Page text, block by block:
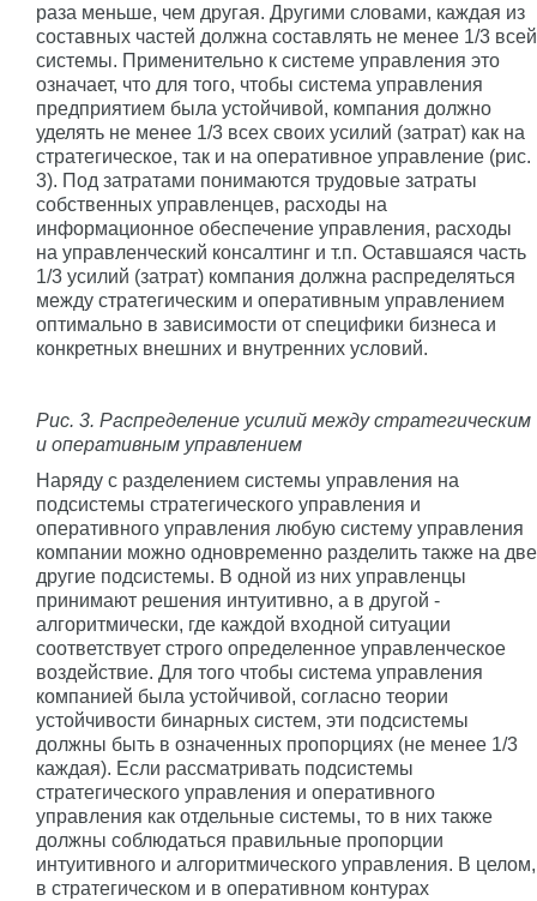
раза меньше, чем другая. Другими словами, каждая из
составных частей должна составлять не менее 1/3 всей
системы. Применительно к системе управления это
означает, что для того, чтобы система управления
предприятием была устойчивой, компания должно
уделять не менее 1/3 всех своих усилий (затрат) как на
стратегическое, так и на оперативное управление (рис.
3). Под затратами понимаются трудовые затраты
собственных управленцев, расходы на
информационное обеспечение управления, расходы
на управленческий консалтинг и т.п. Оставшаяся часть
1/3 усилий (затрат) компания должна распределяться
между стратегическим и оперативным управлением
оптимально в зависимости от специфики бизнеса и
конкретных внешних и внутренних условий.
Рис. 3. Распределение усилий между стратегическим
и оперативным управлением
Наряду с разделением системы управления на
подсистемы стратегического управления и
оперативного управления любую систему управления
компании можно одновременно разделить также на две
другие подсистемы. В одной из них управленцы
принимают решения интуитивно, а в другой -
алгоритмически, где каждой входной ситуации
соответствует строго определенное управленческое
воздействие. Для того чтобы система управления
компанией была устойчивой, согласно теории
устойчивости бинарных систем, эти подсистемы
должны быть в означенных пропорциях (не менее 1/3
каждая). Если рассматривать подсистемы
стратегического управления и оперативного
управления как отдельные системы, то в них также
должны соблюдаться правильные пропорции
интуитивного и алгоритмического управления. В целом,
в стратегическом и в оперативном контурах